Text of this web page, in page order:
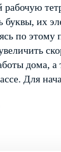
рабочую
буквы, их
по
дома, а
Для